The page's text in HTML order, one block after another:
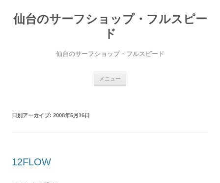
仙台のサーフショップ・フルスピー
ド
仙台のサーフショップ・フルスピード
メニュー
日別アーカイブ: 2008年5月16日
12FLOW